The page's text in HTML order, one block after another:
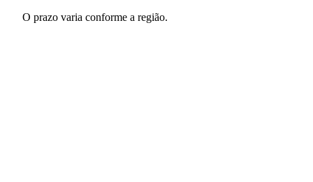
O prazo varia conforme a região.